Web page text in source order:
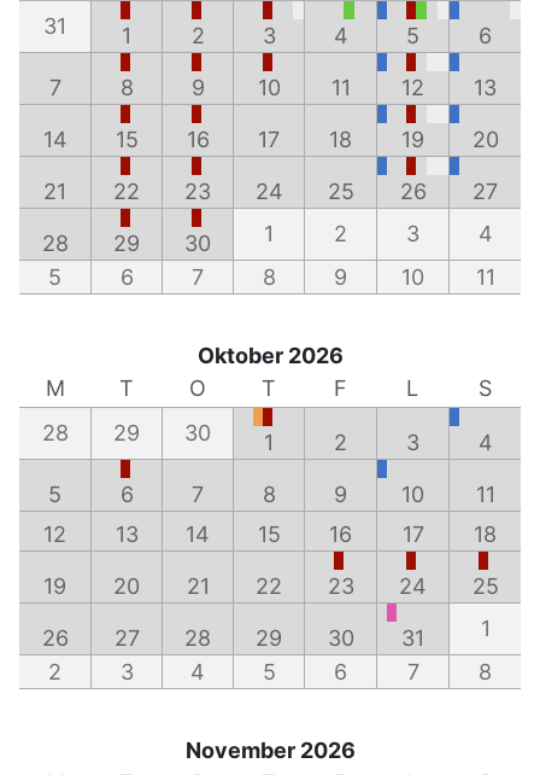
31
1 2 3 4 5 6
7 8 9 10 11 12 13
14 15 16 17 18 19 20
21 22 23 24 25 26 27
28 29 30 1 2 3
4
5
6 7 8 9 10 11
Oktober 2026
M
T O T F L
S
28
29 30 1 2 3 4
5 6 7 8 9 10
11
12
13 14 15 16 17 18
19 20 21 22 23 24 25
26 27 28 29 30 31
1
2
3 4 5 6 7 8
November 2026